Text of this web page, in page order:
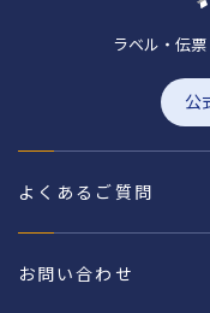
ラベル・伝
公
よくあるご質問
お問い合わせ